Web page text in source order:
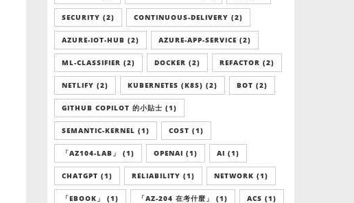
SECURITY (2) CONTINUOUS-DELIVERY (2)
AZURE-IOT-HUB (2) AZURE-APP-SERVICE (2)
ML-CLASSIFIER (2) DOCKER (2) REFACTOR (2)
NETLIFY (2) KUBERNETES (K8S) (2) BOT (2)
GITHUB COPILOT 的小貼士 (1)
SEMANTIC-KERNEL (1) COST (1)
「AZ104-LAB」 (1) OPENAI (1) AI (1)
CHATGPT (1) RELIABILITY (1) NETWORK (1)
「EBOOK」 (1) 「AZ-204 在考什麼」 (1) ACS (1)